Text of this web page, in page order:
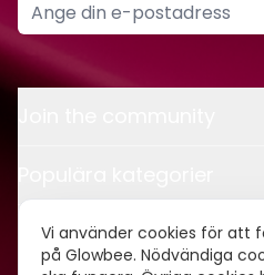
Vi använder cookies för att
på Glowbee. Nödvändiga
Kontakt